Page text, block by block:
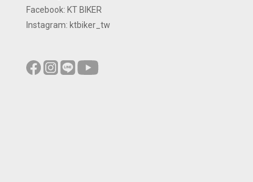
Facebook: KT BIKER
Instagram: ktbiker_tw